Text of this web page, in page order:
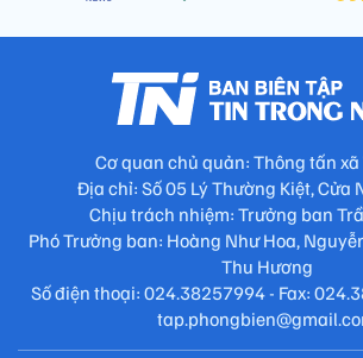
Cơ quan chủ quản: Thông tấn
Địa chỉ: Số 05 Lý Thường Kiệt, Cửa
Chịu trách nhiệm: Trưởng ban
Phó Trưởng ban: Hoàng Như Hoa,
Thu Hương
Số điện thoại: 024.38257994 - Fax: